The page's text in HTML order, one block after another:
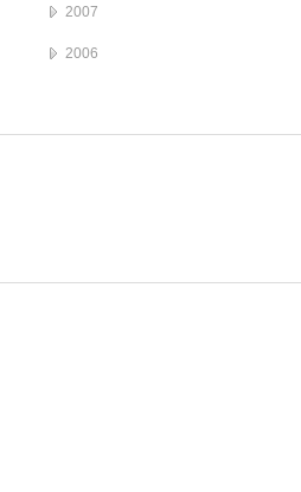
2007
2006